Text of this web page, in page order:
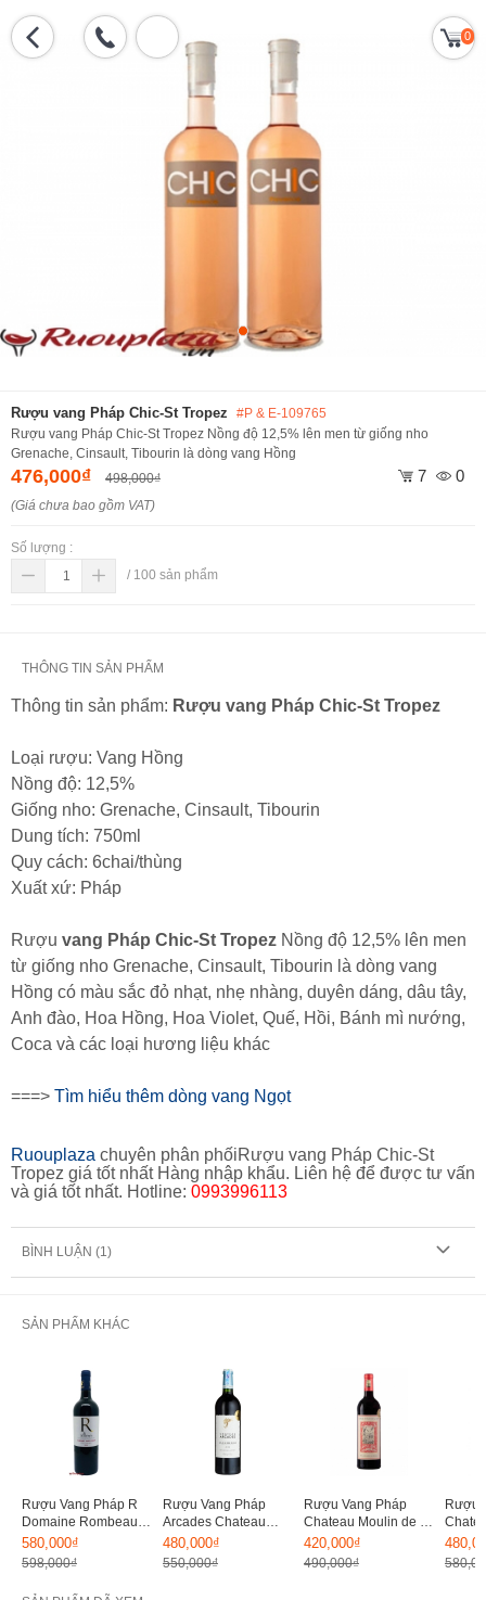
0
Rượu vang Pháp Chic-St Tropez #P & E-109765
Rượu vang Pháp Chic-St Tropez Nồng độ 12,5% lên men từ giống nho
Grenache, Cinsault, Tibourin là dòng vang Hồng
476,000₫ 498,000₫ 7 0
(Giá chưa bao gồm VAT)
Số lượng :
/ 100 sản phẩm
THÔNG TIN SẢN PHẨM
Thông tin sản phẩm: Rượu vang Pháp Chic-St Tropez
Loại rượu: Vang Hồng
Nồng độ: 12,5%
Giống nho: Grenache, Cinsault, Tibourin
Dung tích: 750ml
Quy cách: 6chai/thùng
Xuất xứ: Pháp
Rượu vang Pháp Chic-St Tropez Nồng độ 12,5% lên men
từ giống nho Grenache, Cinsault, Tibourin là dòng vang
Hồng có màu sắc đỏ nhạt, nhẹ nhàng, duyên dáng, dâu tây,
Anh đào, Hoa Hồng, Hoa Violet, Quế, Hồi, Bánh mì nướng,
Coca và các loại hương liệu khác
===> Tìm hiểu thêm dòng vang Ngọt
Ruouplaza chuyên phân phốiRượu vang Pháp Chic-St
Tropez giá tốt nhất Hàng nhập khẩu. Liên hệ để được tư vấn
và giá tốt nhất. Hotline: 0993996113
BÌNH LUẬN (1)
SẢN PHẨM KHÁC
Rượu Vang Pháp R
Domaine Rombeau
Cabernet Sauvignon
14%
580,000₫
598,000₫
Rượu Vang Pháp
Arcades Chateau
14.5%
480,000₫
550,000₫
Rượu Vang Pháp
Chateau Moulin de la
Faya 14.5%
420,000₫
490,000₫
Rượu